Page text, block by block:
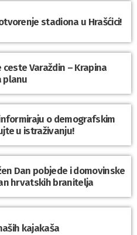
stadiona u Hrašćici!
Varaždin – Krapina
planu
o demografskim
u istraživanju!
Dan pobjede i domovinske
hrvatskih branitelja
kajakaša